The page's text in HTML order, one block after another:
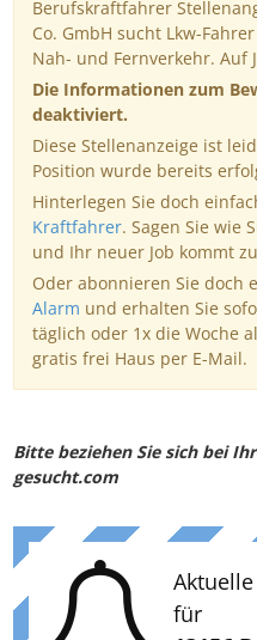
Berufskraftfahrer
Co. GmbH sucht Lkw-
Nah- und Fernverkehr. Auf
Die Informationen zum
deaktiviert.
Diese Stellenanzeige ist
Position wurde bereits
Hinterlegen Sie doch
Kraftfahrer. Sagen Sie wie
und Ihr neuer Job kommt
Oder abonnieren Sie doch
Alarm und erhalten Sie
täglich oder 1x die Woche
gratis frei Haus per E-Mail.
Bitte beziehen Sie sich bei
gesucht.com
für